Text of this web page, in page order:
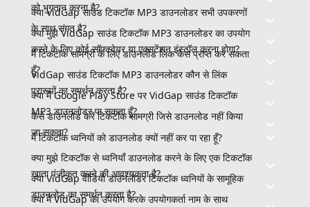
को भुगतान करना है?
क्या VidGap साउंड टिकटॉक MP3 डाउनलोडर सभी उपकरणों
के साथ संगत है?
क्या मुझे VidGap साउंड टिकटॉक MP3 डाउनलोडर का उपयोग
करने के लिए कोई सॉफ़्टवेयर या एक्सटेंशन इंस्टॉल करना होगा?
मैं टिकटॉक सामग्री के लिए डाउनलोड लिंक कैसे प्राप्त कर सकता
हूँ?
VidGap साउंड टिकटॉक MP3 डाउनलोडर कौन से लिंक
प्रारूपों का समर्थन करता है?
क्या मैं Google Play Store पर VidGap साउंड टिकटॉक
MP3 डाउनलोडर पा सकता हूँ?
कैसे डाउनलोड करें टिकटॉक सामग्री जिसे डाउनलोड नहीं किया
जा सकता?
मैं टिकटॉक ध्वनियों को डाउनलोड क्यों नहीं कर पा रहा हूँ?
क्या मुझे टिकटॉक से ध्वनियाँ डाउनलोड करने के लिए एक टिकटॉक
खाता पंजीकृत करने की आवश्यकता है?
क्या VidGap वीडियो डाउनलोडर टिकटॉक ध्वनियों के सामूहिक
डाउनलोड का समर्थन करता है?
क्या मैं VidGap का उपयोग करके उपयोगकर्ता नाम के साथ